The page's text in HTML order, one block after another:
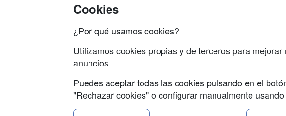
Grupo formazion:
Cookies
¿Por qué usamos cookies?
Utilizamos cookies propias y de terceros para
anuncios
Puedes aceptar todas las cookies pulsando en el
"Rechazar cookies" o configurar manualmente